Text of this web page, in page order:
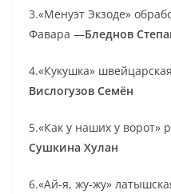
3.«Менуэт Экзоде»
Фавара —Бледнов
4.«Кукушка»
Вислогузов Семён
5.«Как у наших у ворот»
Сушкина Хулан
6.«Ай-я, жу-жу»